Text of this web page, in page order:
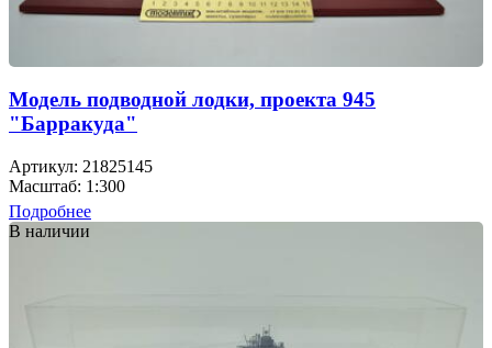
Модель подводной лодки, проекта 945
"Барракуда"
Артикул: 21825145
Масштаб: 1:300
Подробнее
В наличии